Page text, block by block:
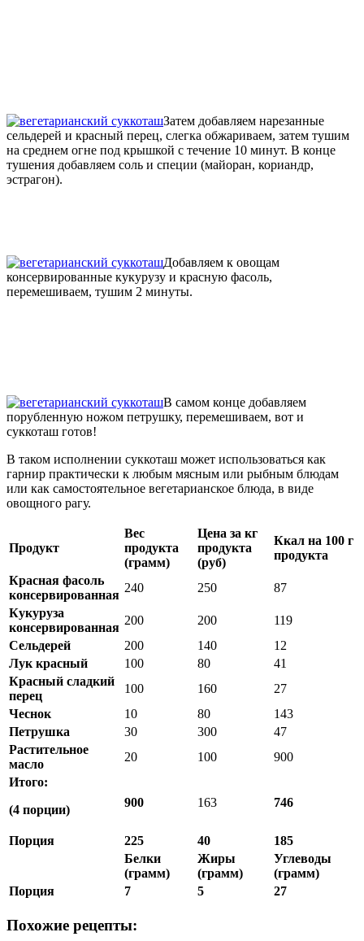
Затем добавляем нарезанные
сельдерей и красный перец, слегка обжариваем, затем тушим
на среднем огне под крышкой с течение 10 минут. В конце
тушения добавляем соль и специи (майоран, кориандр,
эстрагон).
Добавляем к овощам
консервированные кукурузу и красную фасоль,
перемешиваем, тушим 2 минуты.
В самом конце добавляем
порубленную ножом петрушку, перемешиваем, вот и
суккоташ готов!
В таком исполнении суккоташ может использоваться как
гарнир практически к любым мясным или рыбным блюдам
или как самостоятельное вегетарианское блюда, в виде
овощного рагу.
Продукт
Вес
продукта
(грамм)
Цена за кг
продукта
(руб)
Ккал на 100 г
продукта
Красная фасоль
консервированная
240 250
87
Кукуруза
консервированная
200 200
119
Сельдерей
200 140
12
Лук красный
100 80
41
Красный сладкий
перец
100 160
27
Чеснок
10 80
143
Петрушка
30 300
47
Растительное
масло
20 100
900
Итого:
(4 порции)
900 163 746
Порция 225 40
185
Белки
(грамм)
Жиры
(грамм)
Углеводы
(грамм)
Порция
7 5 27
Похожие рецепты: